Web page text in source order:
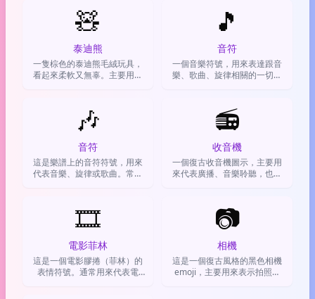
🧸
泰迪熊
一隻棕色的泰迪熊毛絨玩具，
看起來柔軟又無辜。主要用來
🎵
音符
一個音樂符號，用來表達跟音
樂、歌曲、旋律相關的一切事
🎶
音符
這是樂譜上的音符符號，用來
代表音樂、旋律或歌曲。常用
感。
📻
收音機
一個復古收音機圖示，主要用
來代表廣播、音樂聆聽，也常
🎞️
電影菲林
這是一個電影膠捲（菲林）的
表情符號。通常用來代表電
📷
相機
這是一個復古風格的黑色相機
emoji，主要用來表示拍照、